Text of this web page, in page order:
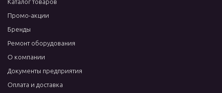
Каталог товаров
Промо-акции
Бренды
Ремонт оборудования
О компании
Документы предприятия
Оплата и доставка